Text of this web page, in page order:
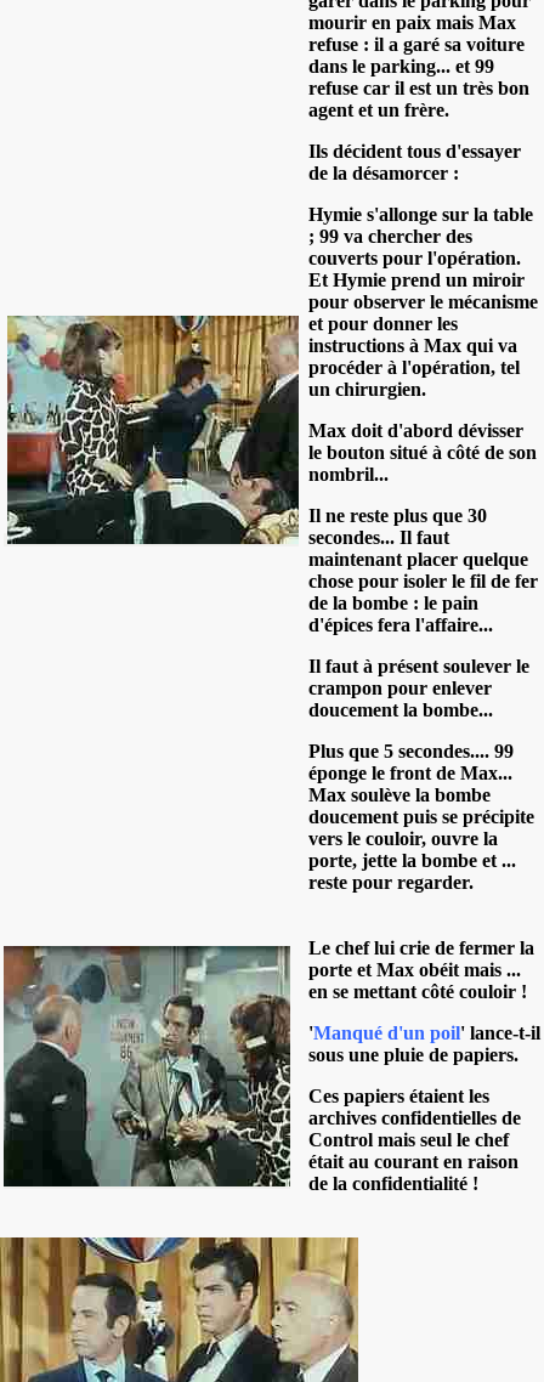
mourir en paix mais Max
refuse : il a garé sa voiture
dans le parking... et 99
refuse car il est un très bon
agent et un frère.
Ils décident tous d'essayer
de la désamorcer :
Hymie s'allonge sur la table
; 99 va chercher des
couverts pour l'opération.
Et Hymie prend un miroir
pour observer le mécanisme
et pour donner les
instructions à Max qui va
procéder à l'opération, tel
un chirurgien.
Max doit d'abord dévisser
le bouton situé à côté de son
nombril...
Il ne reste plus que 30
secondes... Il faut
maintenant placer quelque
chose pour isoler le fil de fer
de la bombe : le pain
d'épices fera l'affaire...
Il faut à présent soulever le
crampon pour enlever
doucement la bombe...
Plus que 5 secondes.... 99
éponge le front de Max...
Max soulève la bombe
doucement puis se précipite
vers le couloir, ouvre la
porte, jette la bombe et ...
reste pour regarder.
Le chef lui crie de fermer la
porte et Max obéit mais ...
en se mettant côté couloir !
'Manqué d'un poil' lance-t-il
sous une pluie de papiers.
Ces papiers étaient les
archives confidentielles de
Control mais seul le chef
était au courant en raison
de la confidentialité !